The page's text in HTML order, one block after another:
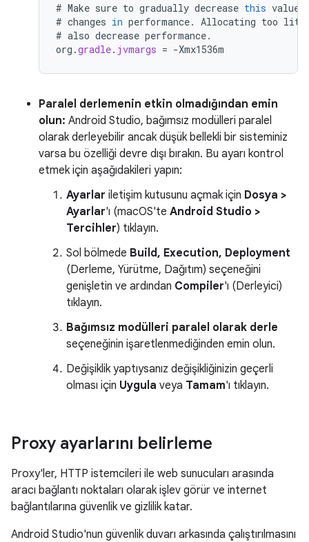
# Make sure to gradually decrease this value
# changes in performance. Allocating too
# also decrease performance.
org .gradle. jvmargs = -Xmx1536m
Paralel derlemenin etkin olmadığından emin
olun: Android Studio, bağımsız modülleri paralel
olarak derleyebilir ancak düşük bellekli bir sisteminiz
varsa bu özelliği devre dışı bırakın. Bu ayarı kontrol
etmek için aşağıdakileri yapın:
Ayarlar iletişim kutusunu açmak için Dosya >
Ayarlar'ı (macOS'te Android Studio >
Tercihler) tıklayın.
Sol bölmede Build, Execution, Deployment
(Derleme, Yürütme, Dağıtım) seçeneğini
genişletin ve ardından Compiler'ı (Derleyici)
tıklayın.
Bağımsız modülleri paralel olarak derle
seçeneğinin işaretlenmediğinden emin olun.
Değişiklik yaptıysanız değişikliğinizin geçerli
olması için Uygula veya Tamam'ı tıklayın.
Proxy ayarlarını belirleme
Proxy'ler, HTTP istemcileri ile web sunucuları arasında
aracı bağlantı noktaları olarak işlev görür ve internet
bağlantılarına güvenlik ve gizlilik katar.
Android Studio'nun güvenlik duvarı arkasında çalıştırılmasını